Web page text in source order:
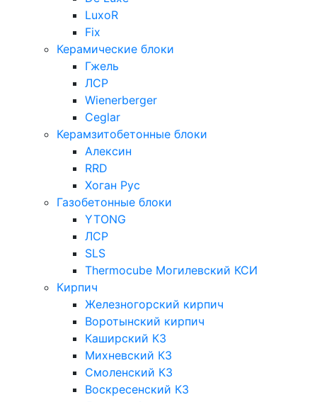
LuxoR
Fix
Керамические блоки
Гжель
ЛСР
Wienerberger
Ceglar
Керамзитобетонные блоки
Алексин
RRD
Хоган Рус
Газобетонные блоки
YTONG
ЛСР
SLS
Thermocube Могилевский КСИ
Кирпич
Железногорский кирпич
Воротынский кирпич
Каширский КЗ
Михневский КЗ
Смоленский КЗ
Воскресенский КЗ